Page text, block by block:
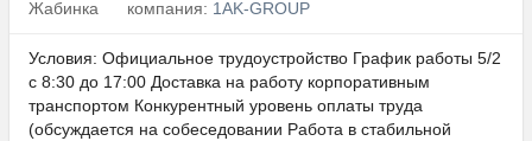
Жабинка компания: 1AK-GROUP
Условия: Официальное трудоустройство График работы 5/2
с 8:30 до 17:00 Доставка на работу корпоративным
транспортом Конкурентный уровень оплаты труда
(обсуждается на собеседовании Работа в стабильной